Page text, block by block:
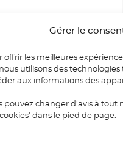
Gérer le
offrir les meilleures
utilisons des
aux informations des
pouvez changer d'avis à
dans le pied de page.
avec ÉLYSÉES
votre CPF
appel à des
de Compétences
offrent de
et de
[…]